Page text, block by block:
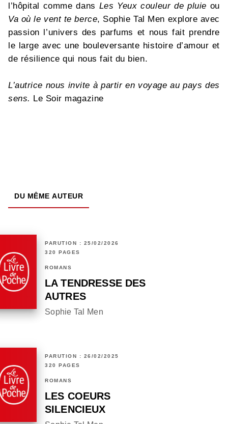
l’hôpital comme dans Les Yeux couleur de pluie ou
Va où le vent te berce, Sophie Tal Men explore avec
passion l’univers des parfums et nous fait prendre
le large avec une bouleversante histoire d’amour et
de résilience qui nous fait du bien.
L’autrice nous invite à partir en voyage au pays des
sens. Le Soir magazine
DU MÊME AUTEUR
PARUTION : 25/02/2026
320 PAGES
ROMANS
LA TENDRESSE DES
AUTRES
Sophie Tal Men
PARUTION : 26/02/2025
320 PAGES
ROMANS
LES COEURS
SILENCIEUX